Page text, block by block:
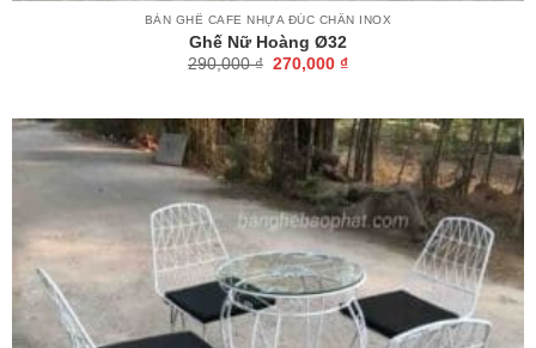
BÀN GHẾ CAFE NHỰA ĐÚC CHÂN INOX
Ghế Nữ Hoàng Ø32
290,000₫ Giá
270,000 ₫Giá
270,000 ₫.